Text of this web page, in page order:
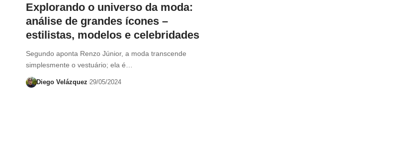
Explorando o universo da moda:
análise de grandes ícones –
estilistas, modelos e celebridades
Segundo aponta Renzo Júnior, a moda transcende
simplesmente o vestuário; ela é…
Diego Velázquez 29/05/2024